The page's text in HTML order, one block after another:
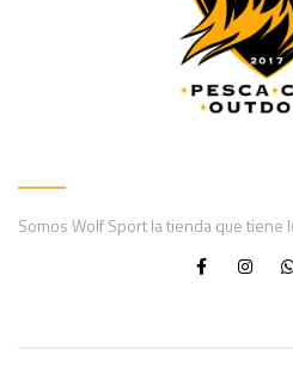
Somos Wolf Sport la tienda que tiene